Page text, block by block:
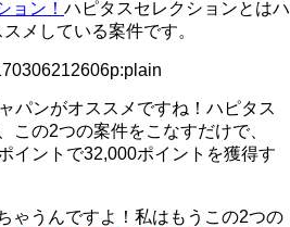
ョン！ ハピタスセレクションとはハ
メしている案件です。
パンがオススメですね！ハピタス
この2つの案件をこなすだけで、
イントで32,000ポイントを獲得す
ゃうんですよ！私はもうこの2つの